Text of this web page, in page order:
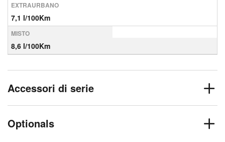
EXTRAURBANO
7,1 l/100Km
MISTO
8,6 l/100Km
Accessori di serie
Optionals